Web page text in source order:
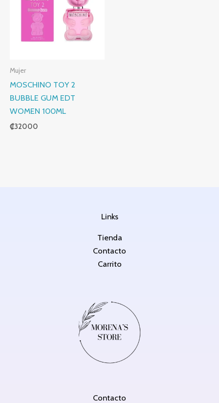
Mujer
MOSCHINO TOY 2
BUBBLE GUM EDT
WOMEN 100ML
₡32000
Contacto
Links
Tienda
Contacto
Carrito